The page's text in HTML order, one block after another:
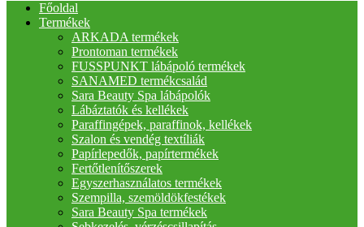
Főoldal
Termékek
ARKADA termékek
Prontoman termékek
FUSSPUNKT lábápoló termékek
SANAMED termékcsalád
Sara Beauty Spa lábápolók
Lábáztatók és kellékek
Paraffingépek, paraffinok, kellékek
Szalon és vendég textíliák
Papírlepedők, papírtermékek
Fertőtlenítőszerek
Egyszerhasználatos termékek
Szempilla, szemöldökfestékek
Sara Beauty Spa termékek